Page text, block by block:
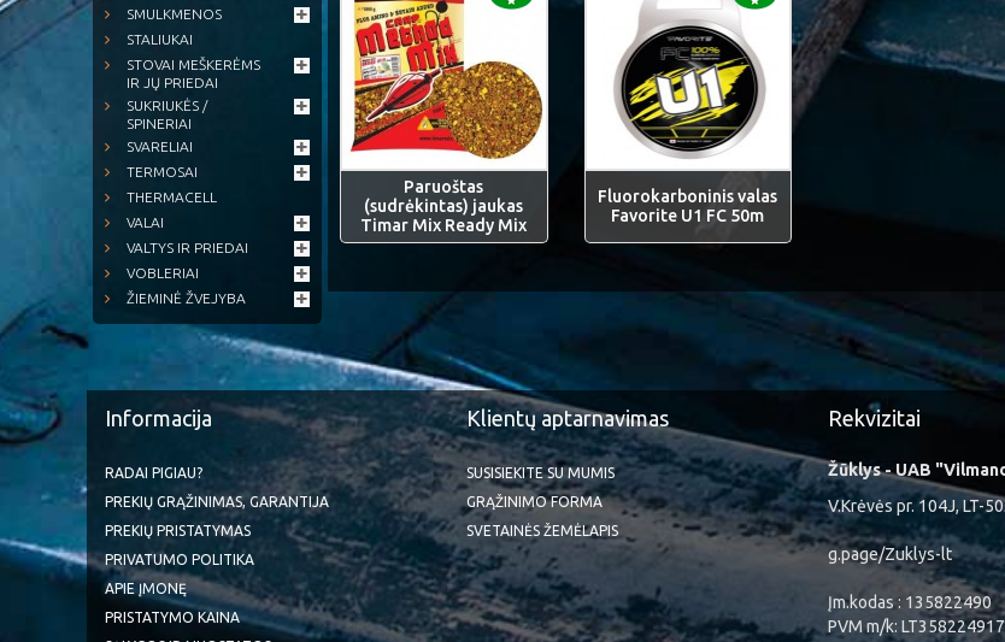
SMULKMENOS
STALIUKAI
STOVAI MEŠKERĖMS
IR JŲ PRIEDAI
SUKRIUKĖS /
SPINERIAI
SVARELIAI
TERMOSAI
THERMACELL
VALAI
VALTYS IR PRIEDAI
VOBLERIAI
ŽIEMINĖ ŽVEJYBA
Paruoštas
(sudrėkintas) jaukas
Timar Mix Ready Mix
Fluorokarboninis valas
Favorite U1 FC 50m
Informacija
RADAI PIGIAU?
PREKIŲ GRĄŽINIMAS, GARANTIJA
PREKIŲ PRISTATYMAS
PRIVATUMO POLITIKA
APIE ĮMONĘ
PRISTATYMO KAINA
Klientų aptarnavimas
SUSISIEKITE SU MUMIS
GRĄŽINIMO FORMA
SVETAINĖS ŽEMĖLAPIS
Rekvizitai
Žūklys - UAB
V.Krėvės pr. 104J, LT-
g.page/Zuklys-lt
Įm.kodas : 135822490
PVM m/k: LT358224917